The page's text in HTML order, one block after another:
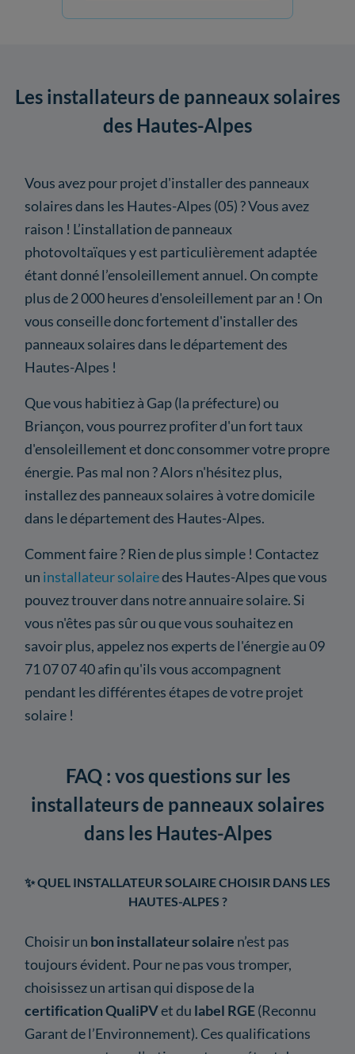
Les installateurs de panneaux solaires
des Hautes-Alpes
Vous avez pour projet d'installer des panneaux
solaires dans les Hautes-Alpes (05) ? Vous avez
raison ! L’installation de panneaux
photovoltaïques y est particulièrement adaptée
étant donné l’ensoleillement annuel. On compte
plus de 2 000 heures d'ensoleillement par an ! On
vous conseille donc fortement d'installer des
panneaux solaires dans le département des
Hautes-Alpes !
Que vous habitiez à Gap (la préfecture) ou
Briançon, vous pourrez profiter d'un fort taux
d'ensoleillement et donc consommer votre propre
énergie. Pas mal non ? Alors n'hésitez plus,
installez des panneaux solaires à votre domicile
dans le département des Hautes-Alpes.
Comment faire ? Rien de plus simple ! Contactez
un installateur solairedes Hautes-Alpes que vous
pouvez trouver dans notre annuaire solaire. Si
vous n'êtes pas sûr ou que vous souhaitez en
savoir plus, appelez nos experts de l'énergie au 09
71 07 07 40 afin qu'ils vous accompagnent
pendant les différentes étapes de votre projet
solaire !
FAQ : vos questions sur les
installateurs de panneaux solaires
dans les Hautes-Alpes
✨ QUEL INSTALLATEUR SOLAIRE CHOISIR DANS LES
HAUTES-ALPES ?
Choisir un bon installateur solaire n’est pas
toujours évident. Pour ne pas vous tromper,
choisissez un artisan qui dispose de la
certification QualiPVet du label RGE(Reconnu
Garant de l’Environnement). Ces qualifications